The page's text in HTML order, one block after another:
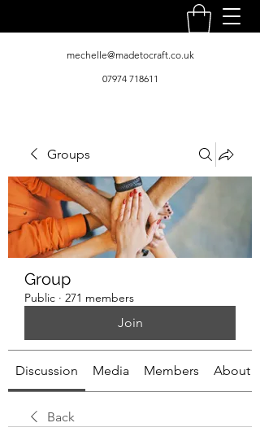
mechelle@madetocraft.co.uk
07974 718611
Groups
Group
Public · 271 members
Join
Discussion Media Members About
Back